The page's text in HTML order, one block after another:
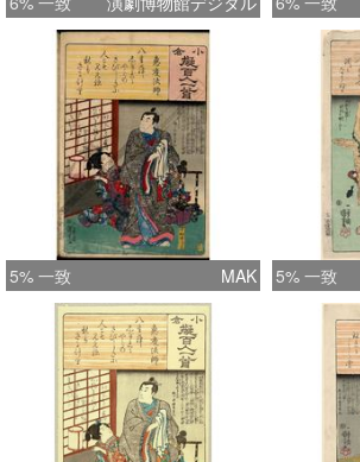
5% 一致 MAK 5% 一致